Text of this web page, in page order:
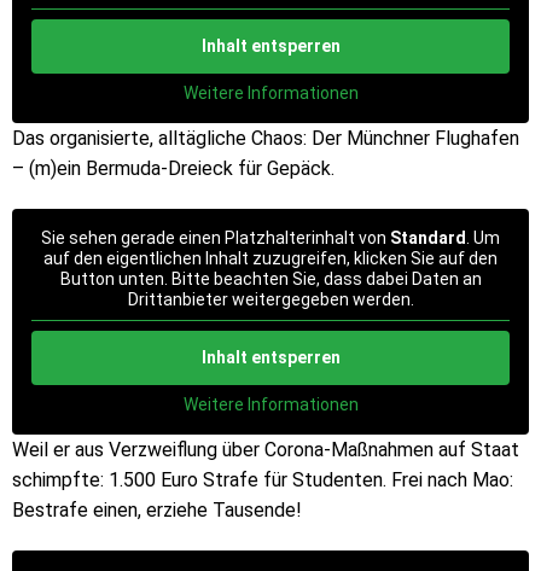
Inhalt entsperren
Weitere Informationen
Das organisierte, alltägliche Chaos: Der Münchner Flughafen
– (m)ein Bermuda-Dreieck für Gepäck.
Sie sehen gerade einen Platzhalterinhalt von Standard. Um
auf den eigentlichen Inhalt zuzugreifen, klicken Sie auf den
Button unten. Bitte beachten Sie, dass dabei Daten an
Drittanbieter weitergegeben werden.
Inhalt entsperren
Weitere Informationen
Weil er aus Verzweiflung über Corona-Maßnahmen auf Staat
schimpfte: 1.500 Euro Strafe für Studenten. Frei nach Mao:
Bestrafe einen, erziehe Tausende!